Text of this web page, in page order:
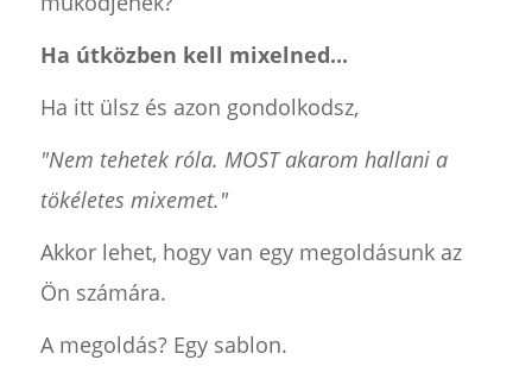
Ha útközben kell mixelned...
Ha itt ülsz és azon gondolkodsz,
"Nem tehetek róla. MOST akarom hallani a
tökéletes mixemet."
Akkor lehet, hogy van egy megoldásunk az
Ön számára.
A megoldás? Egy sablon.